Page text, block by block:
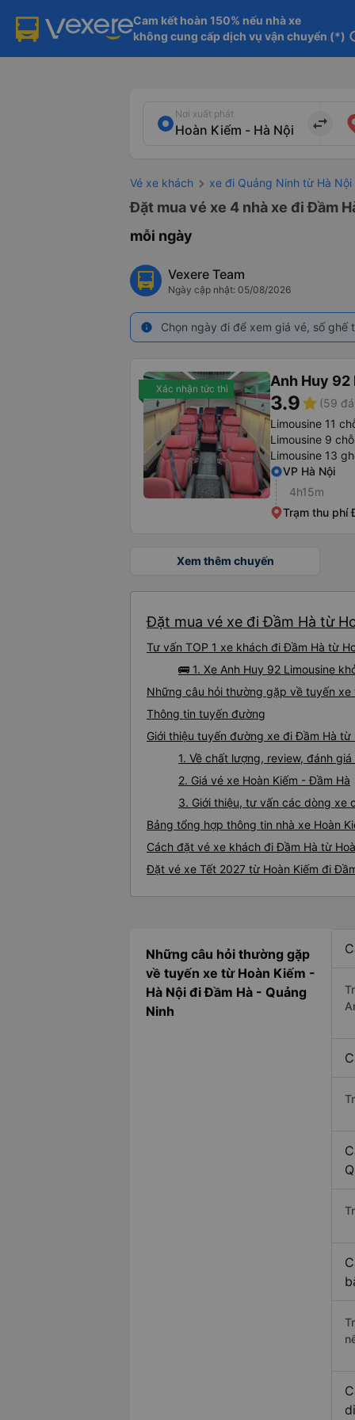
Cam kết hoàn 150% nếu nhà xe
không cung cấp dịch vụ vận chuyển (*)
Nơi xuất phát
import_export
Vé xe khách xe đi Quảng Ninh từ Hà Nội
Đặt mua vé xe 4 nhà xe đi Đầm
mỗi ngày
Vexere Team
Ngày cập nhật: 05/08/2026
info Chọn ngày đi để xem giá vé, số
Xác nhận tức thì Anh Huy 92
3.9star (59
Limousine 11
Limousine 9 chỗ
Limousine 13
VP Hà Nội
4h15m
Trạm thu phí
Xem thêm chuyến
Đặt mua vé xe đi Đầm Hà từ
Tư vấn TOP 1 xe khách đi Đầm Hà từ
🚌 1. Xe Anh Huy 92 Limousine
Những câu hỏi thường gặp về tuyến xe
Thông tin tuyến đường
Giới thiệu tuyến đường xe đi Đầm Hà từ
1. Về chất lượng, review, đánh
2. Giá vé xe Hoàn Kiếm - Đầm Hà
3. Giới thiệu, tư vấn các dòng xe
Bảng tổng hợp thông tin nhà xe Hoàn
Cách đặt vé xe khách đi Đầm Hà từ
Đặt vé xe Tết 2027 từ Hoàn Kiếm đi
Những câu hỏi thường gặp
về tuyến xe từ Hoàn Kiếm -
Hà Nội đi Đầm Hà - Quảng
Ninh